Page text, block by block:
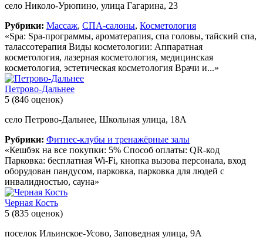
село Николо-Урюпино, улица Гагарина, 23
Рубрики: Массаж, СПА-салоны, Косметология
«Spa: Spa-программы, ароматерапия, спа головы, тайский спа,
талассотерапия Виды косметологии: Аппаратная
косметология, лазерная косметология, медицинская
косметология, эстетическая косметология Врачи и...»
Петрово-Дальнее
5 (846 оценок)
село Петрово-Дальнее, Школьная улица, 18А
Рубрики: Фитнес-клубы и тренажёрные залы
«Кешбэк на все покупки: 5% Способ оплаты: QR-код
Парковка: бесплатная Wi-Fi, кнопка вызова персонала, вход
оборудован пандусом, парковка, парковка для людей с
инвалидностью, сауна»
Черная Кость
5 (835 оценок)
поселок Ильинское-Усово, Заповедная улица, 9А